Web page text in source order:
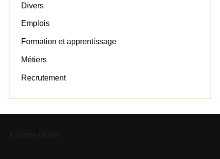
:Divers
Emplois
Formation et apprentissage
Métiers
Recrutement